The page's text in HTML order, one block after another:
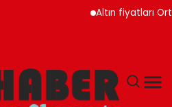
Altın fiyatları Orta